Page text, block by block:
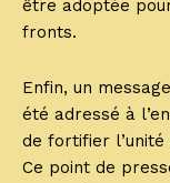
être adoptée
fronts.
Enfin, un
été adressé à
de fortifier
Ce point de